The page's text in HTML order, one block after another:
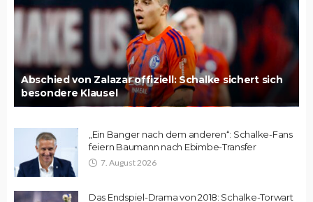
Abschied von Zalazar offiziell: Schalke sichert sich
besondere Klausel
„Ein Banger nach dem anderen“: Schalke-Fans
feiern Baumann nach Ebimbe-Transfer
7. August 2026
Das Endspiel-Drama von 2018: Schalke-Torwart